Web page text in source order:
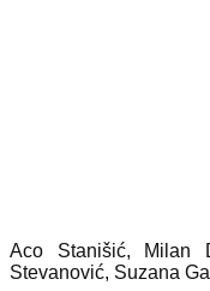
Aco Stanišić, Milan
Stevanović, Suzana